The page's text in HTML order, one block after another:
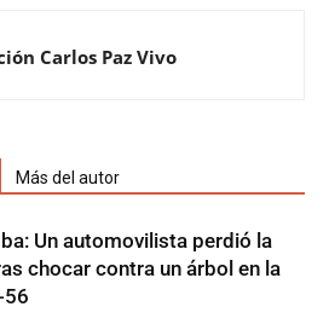
Carlos Paz Vivo
Más del autor
Un automovilista perdió la
chocar contra un árbol en la
56